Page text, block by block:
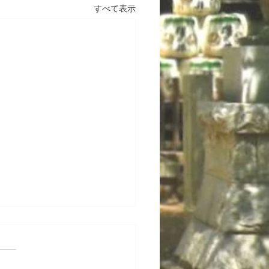
すべて表示
から11時 土日13時から